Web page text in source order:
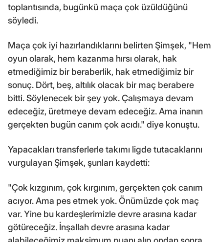
toplantısında, bugünkü maça çok üzüldüğünü
söyledi.
Maça çok iyi hazırlandıklarını belirten Şimşek, "Hem
oyun olarak, hem kazanma hırsı olarak, hak
etmediğimiz bir beraberlik, hak etmediğimiz bir
sonuç. Dört, beş, altılık olacak bir maç berabere
bitti. Söylenecek bir şey yok. Çalışmaya devam
edeceğiz, üretmeye devam edeceğiz. Ama inanın
gerçekten bugün canım çok acıdı." diye konuştu.
Yapacakları transferlerle takımı ligde tutacaklarını
vurgulayan Şimşek, şunları kaydetti:
"Çok kızgınım, çok kırgınım, gerçekten çok canım
acıyor. Ama pes etmek yok. Önümüzde çok maç
var. Yine bu kardeşlerimizle devre arasına kadar
götüreceğiz. İnşallah devre arasına kadar